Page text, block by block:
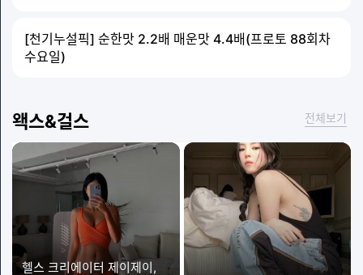
[천기누설픽] 순한맛 2.2배 매운맛 4.4배(프로토 88회차
수요일)
왝스&걸스 전체보기
헬스 크리에이터 제이제이,